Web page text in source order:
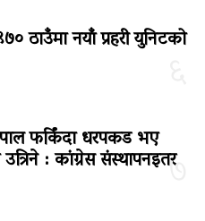
ठाउँमा नयाँ प्रहरी युनिटको
७
फर्किंदा धरपकड भए
उत्रिने : कांग्रेस संस्थापनइतर